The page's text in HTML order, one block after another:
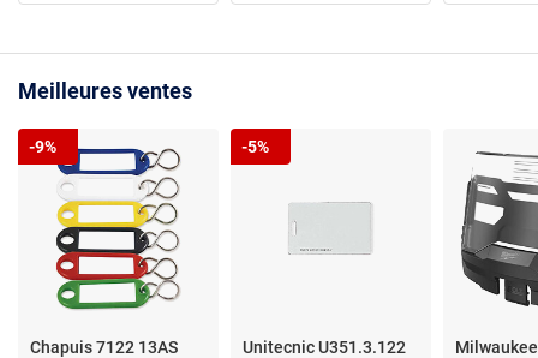
Meilleures ventes
Chapuis 7122 13AS
-9%
Unitecnic U351.3.122
-5%
Milwaukee